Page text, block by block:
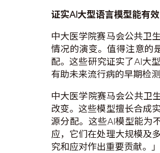
证实AI大型语言模型能有
中大医学院赛马会公共卫
情况的演变。值得注意的
配。这些研究证实了AI大
有助未来流行病的早期检
中大医学院赛马会公共卫
改变。这些模型擅长合成
源分配。这些AI模型能为
应，它们在处理大规模及
究和应对作出重要贡献。」